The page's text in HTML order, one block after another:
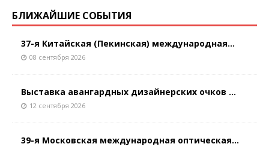
БЛИЖАЙШИЕ СОБЫТИЯ
37-я Китайская (Пекинская) международная...
08 сентября 2026
Выставка авангардных дизайнерских очков ...
12 сентября 2026
39-я Московская международная оптическая...